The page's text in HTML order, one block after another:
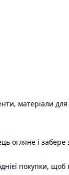
матеріали для
огляне і
покупки, щоб